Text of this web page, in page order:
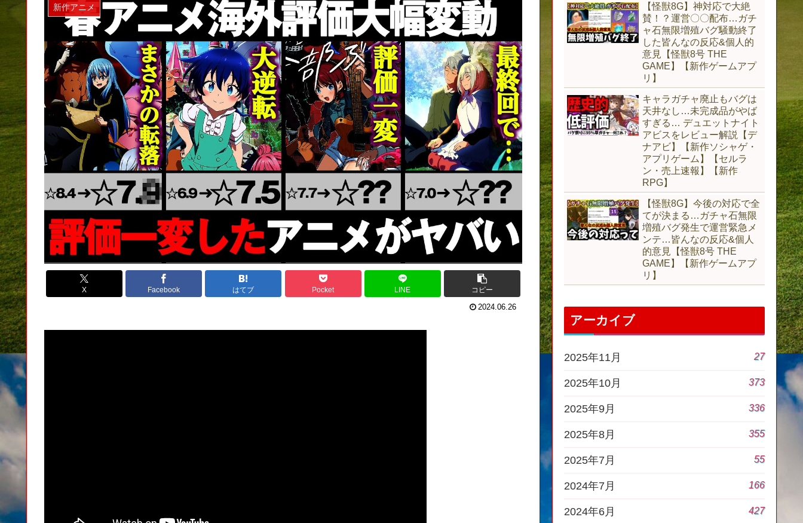
新作アニメ
X Facebook はてブ Pocket LINE コピー
2024.06.26
【怪獣8G】神対応で大絶
賛！？運営〇〇配布…ガチ
ャ石無限増殖バグ騒動終了
した皆んなの反応&個人的
意見【怪獣8号 THE
GAME】【新作ゲームアプ
リ】
キャラガチャ廃止もバグは
天井なし…未完成品がやば
すぎる… デュエットナイト
アビスをレビュー解説【デ
ナアビ】【新作ソシャゲ・
アプリゲーム】【セルラ
ン・売上速報】【新作
RPG】
【怪獣8G】今後の対応で全
てが決まる…ガチャ石無限
増殖バグ発生で運営緊急メ
ンテ…皆んなの反応&個人
的意見【怪獣8号 THE
GAME】【新作ゲームアプ
リ】
アーカイブ
2025年11月 27
2025年10月 373
2025年9月 336
2025年8月 355
2025年7月 55
2024年7月 166
2024年6月 427